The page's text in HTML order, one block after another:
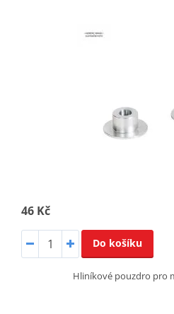
46 Kč
Do košíku
Hliníkové pouzdro pro